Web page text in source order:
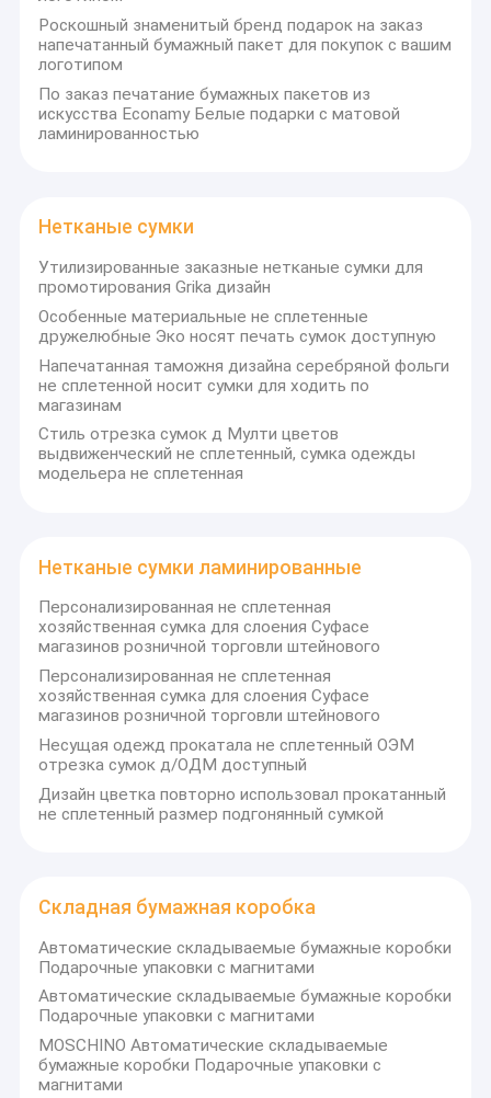
Дом
Продукты
О нас
Роскошный знаменитый бренд подарок на заказ
напечатанный бумажный пакет для покупок с вашим
логотипом
По заказ печатание бумажных пакетов из
искусства Econamy Белые подарки с матовой
ламинированностью
Нетканые сумки
Утилизированные заказные нетканые сумки для
промотирования Grika дизайн
Особенные материальные не сплетенные
дружелюбные Эко носят печать сумок доступную
Напечатанная таможня дизайна серебряной фольги
не сплетенной носит сумки для ходить по
магазинам
Стиль отрезка сумок д Мулти цветов
выдвиженческий не сплетенный, сумка одежды
модельера не сплетенная
Нетканые сумки ламинированные
Персонализированная не сплетенная
хозяйственная сумка для слоения Суфасе
магазинов розничной торговли штейнового
Персонализированная не сплетенная
хозяйственная сумка для слоения Суфасе
магазинов розничной торговли штейнового
Несущая одежд прокатала не сплетенный ОЭМ
отрезка сумок д/ОДМ доступный
Дизайн цветка повторно использовал прокатанный
не сплетенный размер подгонянный сумкой
Складная бумажная коробка
Автоматические складываемые бумажные коробки
Подарочные упаковки с магнитами
Автоматические складываемые бумажные коробки
Подарочные упаковки с магнитами
MOSCHINO Автоматические складываемые
бумажные коробки Подарочные упаковки с
магнитами
"Мы искусство была основана в 2009
году и является производителем,
специализирующимся на производстве
различных упаковочных изделий, в том